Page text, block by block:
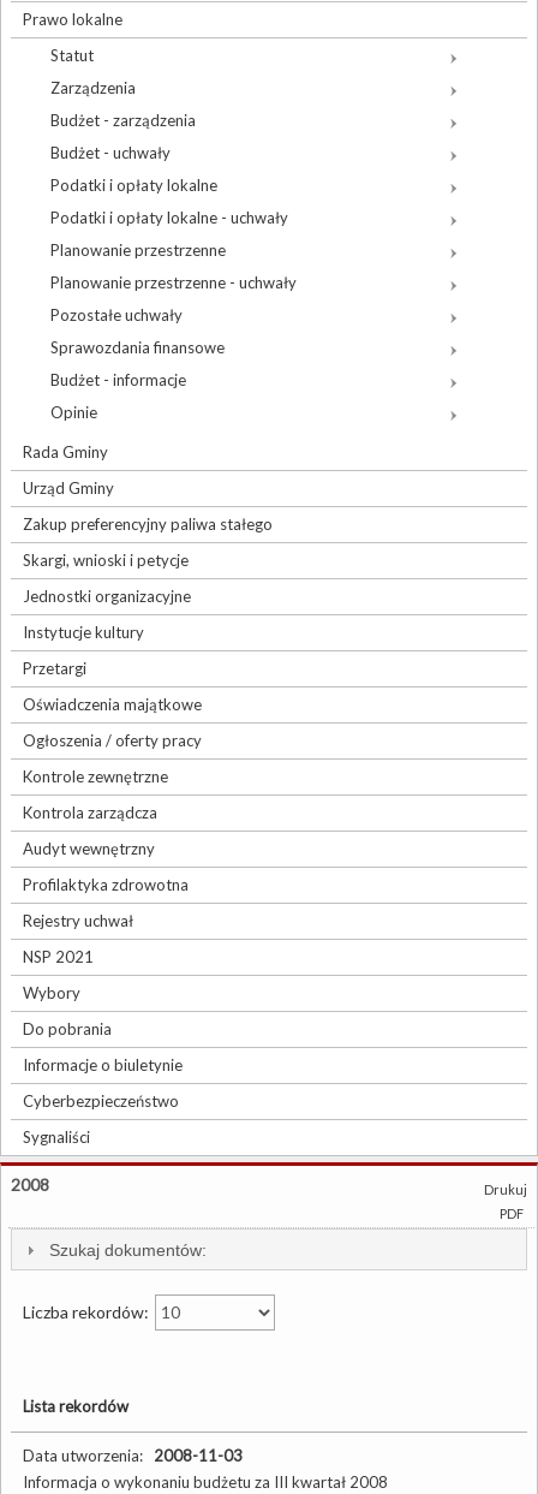
Prawo lokalne
Statut
Zarządzenia
Budżet - zarządzenia
Budżet - uchwały
Podatki i opłaty lokalne
Podatki i opłaty lokalne - uchwały
Planowanie przestrzenne
Planowanie przestrzenne - uchwały
Pozostałe uchwały
Sprawozdania finansowe
Budżet - informacje
Opinie
Rada Gminy
Urząd Gminy
Zakup preferencyjny paliwa stałego
Skargi, wnioski i petycje
Jednostki organizacyjne
Instytucje kultury
Przetargi
Oświadczenia majątkowe
Ogłoszenia / oferty pracy
Kontrole zewnętrzne
Kontrola zarządcza
Audyt wewnętrzny
Profilaktyka zdrowotna
Rejestry uchwał
NSP 2021
Wybory
Do pobrania
Informacje o biuletynie
Cyberbezpieczeństwo
Sygnaliści
Drukuj
PDF
2008
Szukaj dokumentów:
Liczba rekordów:
Lista rekordów
Data utworzenia: 2008-11-03
Informacja o wykonaniu budżetu za III kwartał 2008